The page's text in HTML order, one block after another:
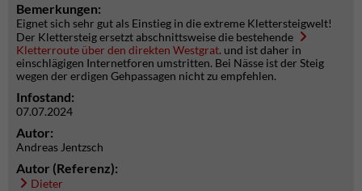
Bemerkungen:
Eignet sich sehr gut als Einstieg in die extreme Klettersteigwelt!
Der Klettersteig ersetzt abschnittsweise die bestehende
Kletterroute über den direkten Westgrat. und ist daher in
einschlägigen Internetforen umstritten. Bei Nässe ist der Steig
wegen der erdigen Gehpassagen nicht zu empfehlen.
Infostand:
07.07.2024
Autor:
Andreas Jentzsch
Autor (Referenz):
Dieter